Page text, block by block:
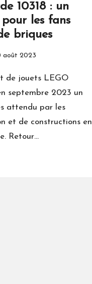
10318 : un
les fans
briques
août 2023
de jouets LEGO
septembre 2023 un
attendu par les
et de constructions en
Retour…